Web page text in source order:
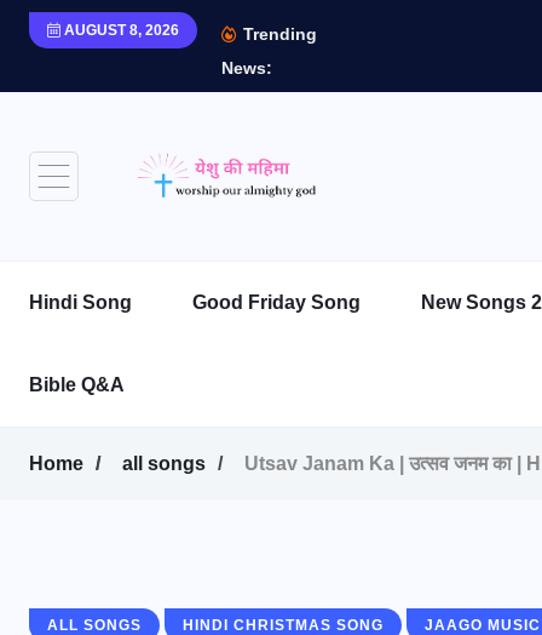
AUGUST 8, 2026
Trending
News:
Hindi Song Good Friday Song New Songs
Bible Q&A
Home all songs Utsav Janam Ka | उत्सव जनम का
ALL SONGS HINDI CHRISTMAS SONG JAAGO MUSIC